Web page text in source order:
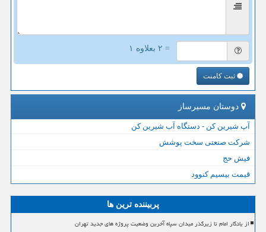
= ۲ بعلاوه ۱
ثبت کامنت
دوستان مسیرساز
آب شیرین کن - دستگاه آب شیرین کن
شرکت صنعتی سخت پوشش
فیش حج
قیمت بیسیم کنوود
پربیننده ترین ها
از یادگار امام تا زیرگذر میدان سپاه آخرین وضعیت پروژه های جدید تهران